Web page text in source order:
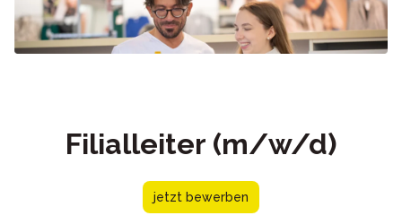
Filialleiter (m/w/d)
jetzt bewerben